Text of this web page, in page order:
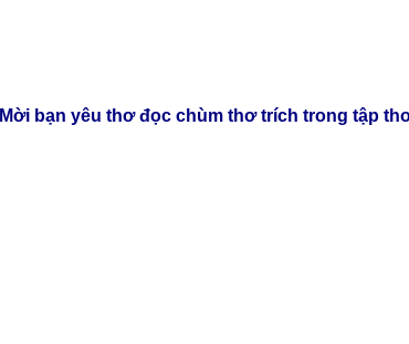
bạn yêu thơ đọc chùm thơ trích trong tập